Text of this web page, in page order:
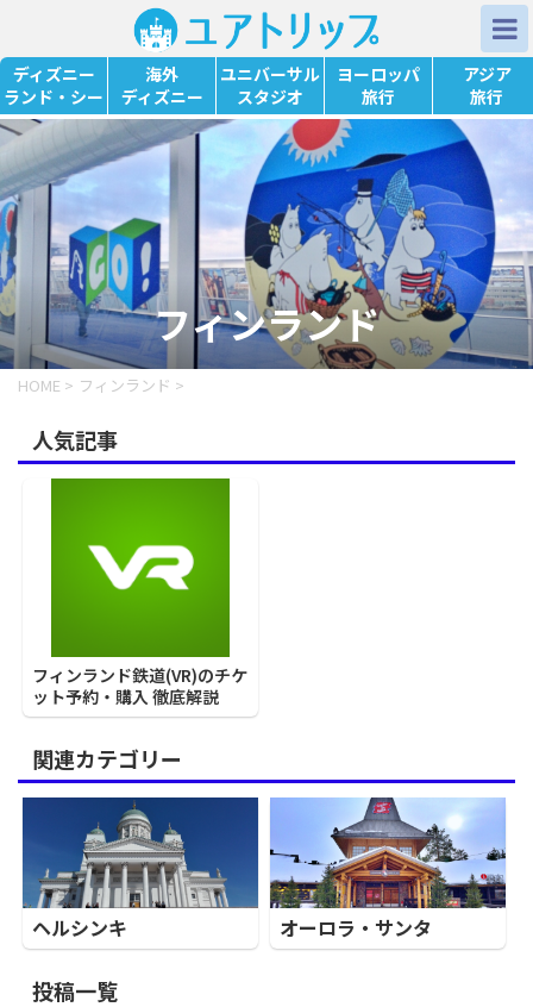
ディズニー
ランド・シー
海外
ディズニー
ユニバーサル
スタジオ
ヨーロッパ
旅行
アジア
旅行
フィンランド
HOME > フィンランド >
人気記事
フィンランド鉄道(VR)のチケ
ット予約・購入 徹底解説
関連カテゴリー
ヘルシンキ オーロラ・サンタ
投稿一覧